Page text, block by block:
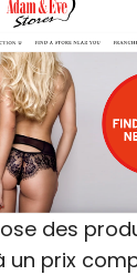
des
un prix